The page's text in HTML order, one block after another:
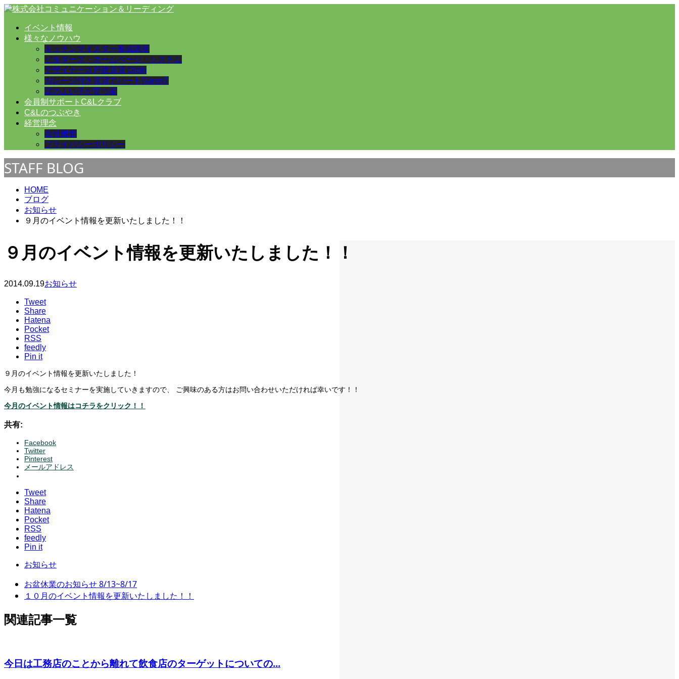
イベント情報
様々なノウハウ
キッチンマイスター養成講座
ビルダーズ・ホームページ・システム
デザイナーズ戸建賃貸 Oleth
ガレージ付き賃貸アパートGarenT
頭のよい子が育つ家
会員制サポートC&Lクラブ
C&Lのつぶやき
経営理念
会社概要
プライバシーポリシー
STAFF BLOG
HOME
ブログ
お知らせ
９月のイベント情報を更新いたしました！！
９月のイベント情報を更新いたしました！！
2014.09.19お知らせ
Tweet
Share
Hatena
Pocket
RSS
feedly
Pin it
９月のイベント情報を更新いたしました！
今月も勉強になるセミナーを実施していきますので、 ご興味のある方はお問い合わせいただければ幸いです！！
今月のイベント情報はコチラをクリック！！
共有:
Facebook
Twitter
Pinterest
メールアドレス
Tweet
Share
Hatena
Pocket
RSS
feedly
Pin it
お知らせ
お盆休業のお知らせ 8/13~8/17
１０月のイベント情報を更新いたしました！！
関連記事一覧
今日は工務店のことから離れて飲食店のターゲットについての...